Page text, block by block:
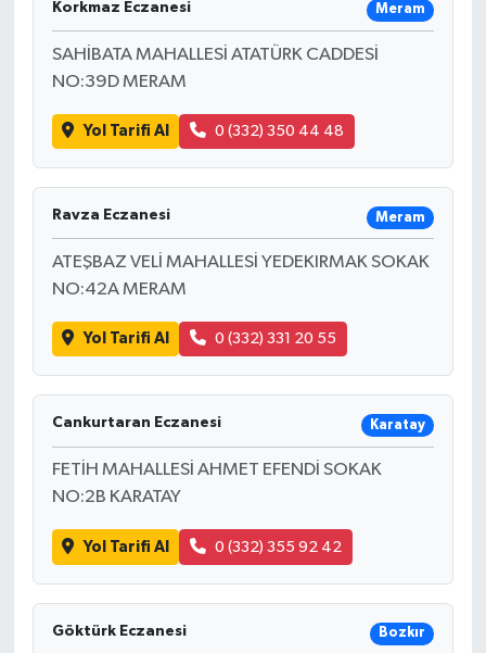
Korkmaz Eczanesi Meram
SAHİBATA MAHALLESİ ATATÜRK CADDESİ
NO:39D MERAM
Yol Tarifi Al 0 (332) 350 44 48
Ravza Eczanesi Meram
ATEŞBAZ VELİ MAHALLESİ YEDEKIRMAK SOKAK
NO:42A MERAM
Yol Tarifi Al 0 (332) 331 20 55
Cankurtaran Eczanesi Karatay
FETİH MAHALLESİ AHMET EFENDİ SOKAK
NO:2B KARATAY
Yol Tarifi Al 0 (332) 355 92 42
Göktürk Eczanesi Bozkır